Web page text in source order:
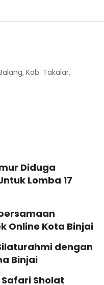
Kab. Takalar,
Diduga
Lomba 17
Online Kota Binjai
dengan
Binjai
Sholat